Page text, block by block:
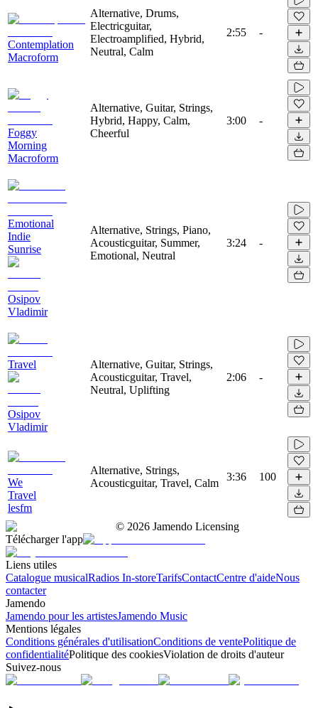
Contemplation
Macroform
Alternative, Drums,
Electricguitar,
Electroamplified, Hybrid,
Neutral, Calm
2:55 -
Foggy
Morning
Macroform
Alternative, Guitar, Strings,
Hybrid, Happy, Calm,
Cheerful
3:00 -
Emotional
Indie
Sunrise
Osipov
Vladimir
Alternative, Strings, Piano,
Acousticguitar, Summer,
Emotional, Neutral
3:24 -
Travel
Osipov
Vladimir
Alternative, Guitar, Strings,
Acousticguitar, Travel,
Neutral, Uplifting
2:06 -
We
Travel
lesfm
Alternative, Strings,
Acousticguitar, Travel, Calm
3:36 100
© 2026 Jamendo Licensing
Télécharger l'app
Liens utiles
Catalogue musicalRadios In-storeTarifsContactCentre d'aideNous
contacter
Jamendo
Jamendo pour les artistesJamendo Music
Mentions légales
Conditions générales d'utilisationConditions de ventePolitique de
confidentialitéPolitique des cookiesViolation de droits d'auteur
Suivez-nous